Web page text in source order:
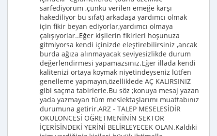
sarfediyorum ,çünkü verilen emeğe karşı
hakediliyor bu sıfat) arkadaşa yardımcı olmak
için fikir beyan ediyorlar,yardımcı olmaya
çalışıyorlar..Eğer kişilerin fikirleri hoşunuza
gitmiyorsa kendi içinizde eleştirebilirsiniz ,ancak
burda ağıza alınmayacak seviyesizlikde durum
değerlendirmesi yapamazsınız.Eğer illada kendi
kalitenizi ortaya koymak niyetindeyseniz lütfen
genelleme yapmayın,özelliklede AÇ KALIRSINIZ
gibi saçma tabirlerle.Bu söz ;konuya mesaj yazan
yada yazmayan tüm meslektaşlarımı muattabınız
durumuna getirir.ARZ - TALEP MESELESİDİR
OKULÖNCESİ ÖĞRETMENİNİN SEKTÖR
İÇERİSİNDEKİ YERİNİ BELİRLEYECEK OLAN.Kaldıki